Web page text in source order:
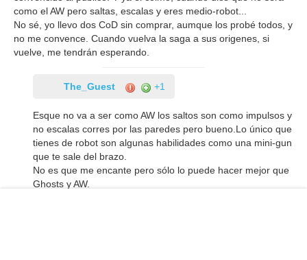
como el AW pero saltas, escalas y eres medio-robot...
No sé, yo llevo dos CoD sin comprar, aumque los probé todos, y
no me convence. Cuando vuelva la saga a sus origenes, si
vuelve, me tendrán esperando.
The_Guest +1
Esque no va a ser como AW los saltos son como impulsos y
no escalas corres por las paredes pero bueno.Lo único que
tienes de robot son algunas habilidades como una mini-gun
que te sale del brazo.
No es que me encante pero sólo lo puede hacer mejor que
Ghosts y AW.